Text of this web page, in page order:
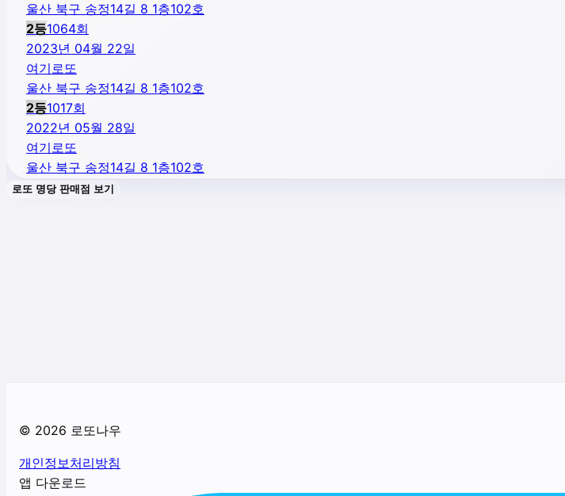
울산 북구 송정14길 8 1층102호
2등1064회
2023년 04월 22일
여기로또
울산 북구 송정14길 8 1층102호
2등1017회
2022년 05월 28일
여기로또
울산 북구 송정14길 8 1층102호
로또 명당 판매점 보기
© 2026 로또나우
개인정보처리방침
앱 다운로드